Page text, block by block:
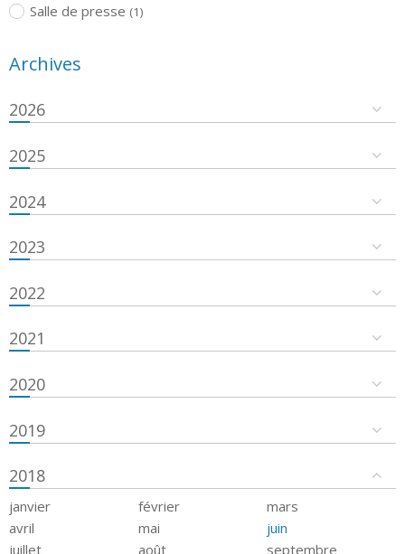
Salle de presse (1)
Archives
2026
2025
2024
2023
2022
2021
2020
2019
2018
janvier février
mars
avril
mai
juin
juillet
août
septembre